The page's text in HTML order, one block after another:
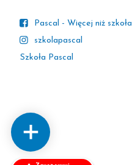
Pascal - Więcej niż szkoła
szkolapascal
Szkoła Pascal